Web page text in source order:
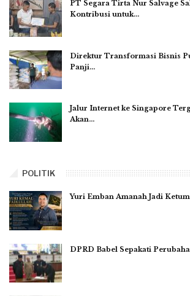
PT Segara Tirta Nur Salvage
Kontribusi untuk…
Direktur Transformasi Bisnis
Panji…
Jalur Internet ke Singapore
Akan…
POLITIK
Yuri Emban Amanah Jadi
DPRD Babel Sepakati